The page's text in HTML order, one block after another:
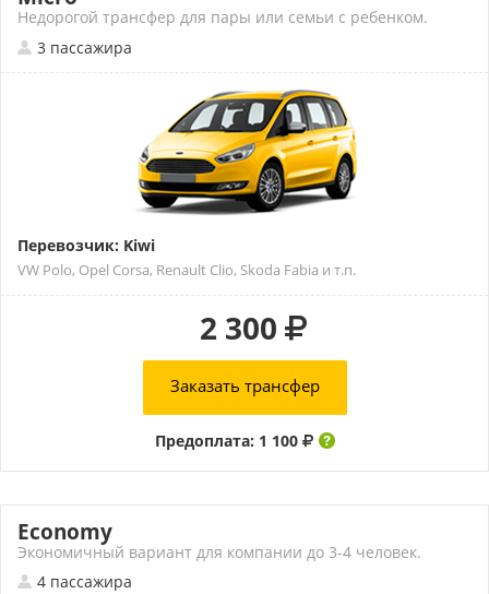
Недорогой трансфер для пары или семьи с ребенком.
3 пассажира
Перевозчик: Kiwi
VW Polo, Opel Corsa, Renault Clio, Skoda Fabia и т.п.
2 300
Заказать трансфер
Предоплата: 1 100
Economy
Экономичный вариант для компании до 3-4 человек.
4 пассажира